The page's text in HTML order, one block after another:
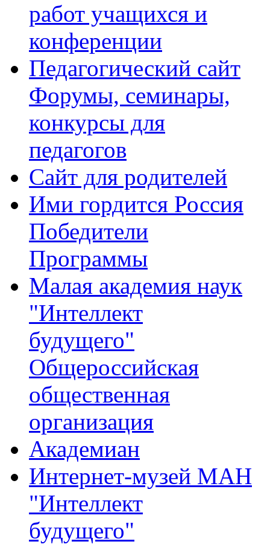
работ учащихся и
конференции
Педагогический сайт
Форумы, семинары,
конкурсы для
педагогов
Сайт для родителей
Ими гордится Россия
Победители
Программы
Малая академия наук
"Интеллект
будущего"
Общероссийская
общественная
организация
Академиан
Интернет-музей МАН
"Интеллект
будущего"